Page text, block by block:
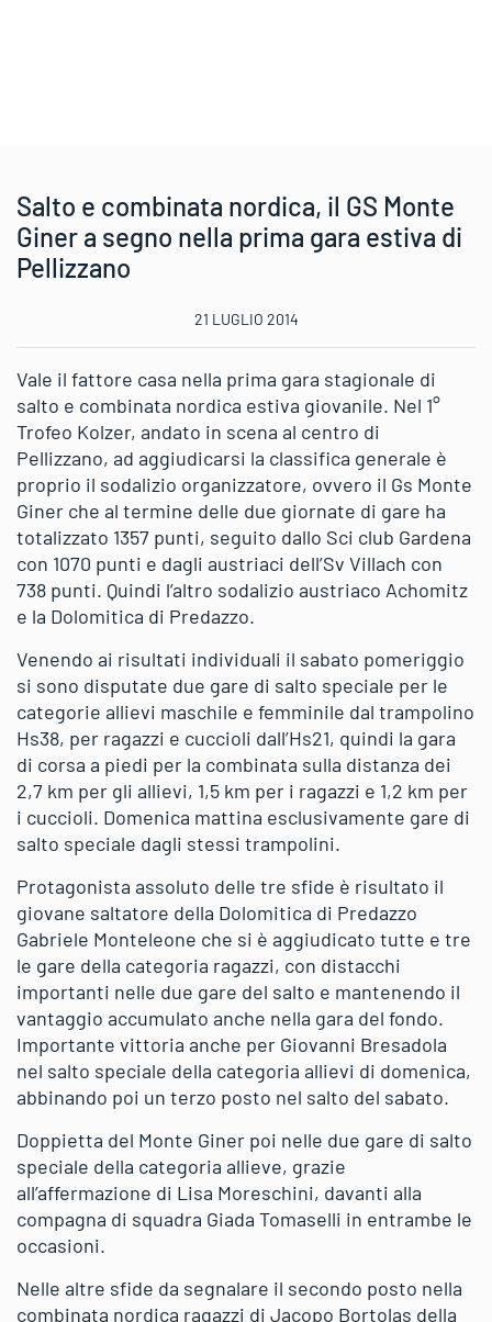
Salto e combinata nordica, il GS Monte
Giner a segno nella prima gara estiva di
Pellizzano
21 LUGLIO 2014
Vale il fattore casa nella prima gara stagionale di
salto e combinata nordica estiva giovanile. Nel 1°
Trofeo Kolzer, andato in scena al centro di
Pellizzano, ad aggiudicarsi la classifica generale è
proprio il sodalizio organizzatore, ovvero il Gs Monte
Giner che al termine delle due giornate di gare ha
totalizzato 1357 punti, seguito dallo Sci club Gardena
con 1070 punti e dagli austriaci dell’Sv Villach con
738 punti. Quindi l’altro sodalizio austriaco Achomitz
e la Dolomitica di Predazzo.
Venendo ai risultati individuali il sabato pomeriggio
si sono disputate due gare di salto speciale per le
categorie allievi maschile e femminile dal trampolino
Hs38, per ragazzi e cuccioli dall’Hs21, quindi la gara
di corsa a piedi per la combinata sulla distanza dei
2,7 km per gli allievi, 1,5 km per i ragazzi e 1,2 km per
i cuccioli. Domenica mattina esclusivamente gare di
salto speciale dagli stessi trampolini.
Protagonista assoluto delle tre sfide è risultato il
giovane saltatore della Dolomitica di Predazzo
Gabriele Monteleone che si è aggiudicato tutte e tre
le gare della categoria ragazzi, con distacchi
importanti nelle due gare del salto e mantenendo il
vantaggio accumulato anche nella gara del fondo.
Importante vittoria anche per Giovanni Bresadola
nel salto speciale della categoria allievi di domenica,
abbinando poi un terzo posto nel salto del sabato.
Doppietta del Monte Giner poi nelle due gare di salto
speciale della categoria allieve, grazie
all’affermazione di Lisa Moreschini, davanti alla
compagna di squadra Giada Tomaselli in entrambe le
occasioni.
Nelle altre sfide da segnalare il secondo posto nella
combinata nordica ragazzi di Jacopo Bortolas della